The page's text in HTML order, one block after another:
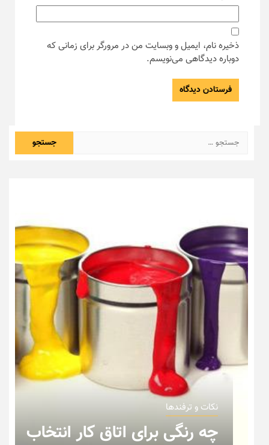
ذخیره نام، ایمیل و وبسایت من در مرورگر برای زمانی که
دوباره دیدگاهی می‌نویسم.
جستجو
برای:
نکات و ترفندها
نکاتی که باید به هنگام چیدمان